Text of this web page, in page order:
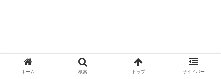
ホーム 検索 トップ サイドバー